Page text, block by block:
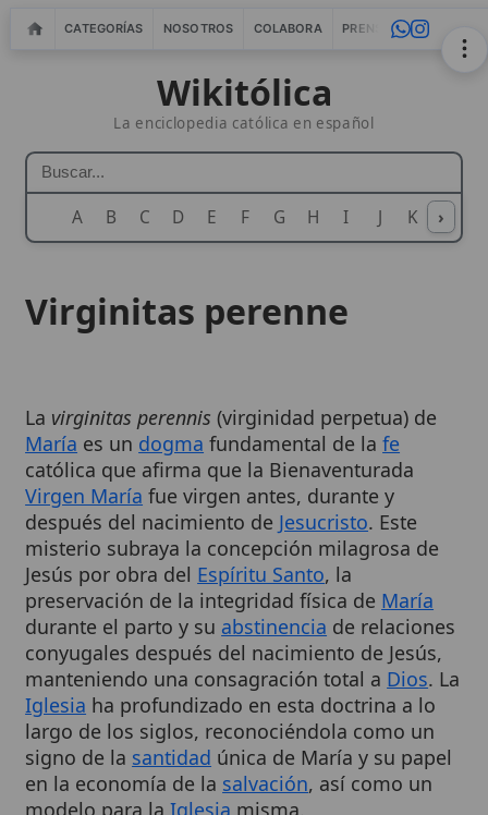
CATEGORÍAS NOSOTROS COLABORA PRENSA WEBMASTERS
Wikitólica
La enciclopedia católica en español
A B C D E F G H I J K L M
›
católica que afirma que la Bienaventurada
Virgen Maríafue virgen antes, durante y
después del nacimiento deJesucristo. Este
misterio subraya la concepción milagrosa de
Jesús por obra delEspíritu Santo, la
preservación de la integridad física deMaría
durante el parto y suabstinenciade relaciones
conyugales después del nacimiento de Jesús,
manteniendo una consagración total a
Dios. La
Iglesiaha profundizado en esta doctrina a lo
largo de los siglos, reconociéndola como un
signo de lasantidad única de María y su papel
en la economía de lasalvación, así como un
modelo para laIglesiamisma.
Cuadro resumen
[Datos abiertos]